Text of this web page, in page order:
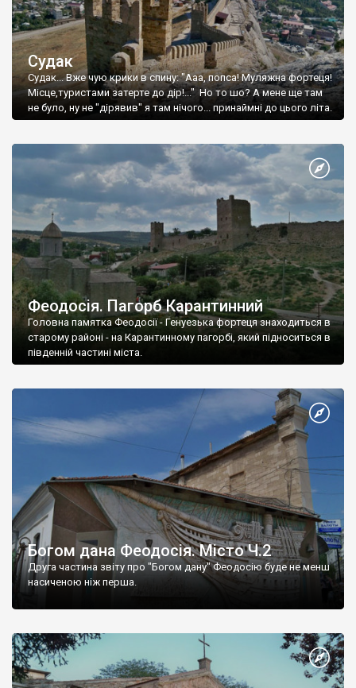
Судак
Судак... Вже чую крики в спину: "Ааа, попса! Муляжна фортеця!
Місце,туристами затерте до дір!..." Но то шо? А мене ще там
не було, ну не "дірявив" я там нічого... принаймні до цього літа.
Феодосія. Пагорб Карантинний
Головна памятка Феодосії - Генуезька фортеця знаходиться в
старому районі - на Карантинному пагорбі, який підноситься в
південній частині міста.
Богом дана Феодосія. Місто Ч.2
Друга частина звіту про "Богом дану" Феодосію буде не менш
насиченою ніж перша.